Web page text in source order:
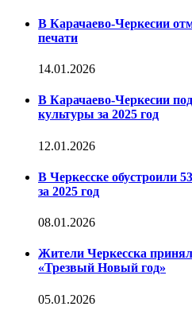
В Карачаево-Черкесии
печати
14.01.2026
В Карачаево-Черкесии
культуры за 2025 год
12.01.2026
В Черкесске обустроили
за 2025 год
08.01.2026
Жители Черкесска
«Трезвый Новый год»
05.01.2026